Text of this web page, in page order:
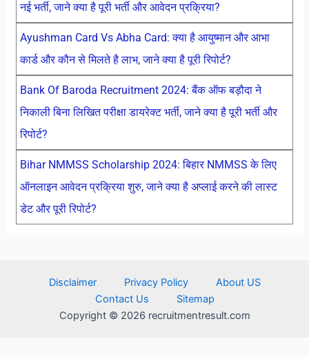
नई भर्ती, जाने क्या है पूरी भर्ती और आवेदन प्रक्रिया?
Ayushman Card Vs Abha Card: क्या है आयुष्मान और आभा
कार्ड और कौन से मिलते है लाभ, जाने क्या है पूरी रिपोर्ट?
Bank Of Baroda Recruitment 2024: बैंक ऑफ बड़ौदा ने
निकाली बिना लिखित परीक्षा डायरेक्ट भर्ती, जाने क्या है पूरी भर्ती और
रिपोर्ट?
Bihar NMMSS Scholarship 2024: बिहार NMMSS के लिए
ऑनलाइन आवेदन प्रक्रिया शुरु, जाने क्या है अप्लाई करने की लास्ट
डेट और पूरी रिपोर्ट?
Disclaimer Privacy Policy
About US
Contact Us
Sitemap
Copyright © 2026 recruitmentresult.com